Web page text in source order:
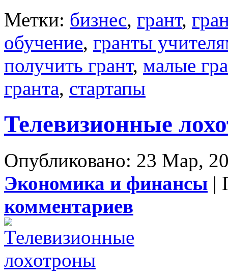
Метки: бизнес, грант,
обучение, гранты
получить грант, малые
гранта, стартапы
Телевизионные
Опубликовано: 23 Мар,
Экономика и финансы |
комментариев